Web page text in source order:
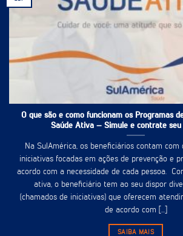
O que são e como funcionam os Programas
Saúde Ativa – Simule e contrate seu
Na SulAmérica, os beneficiários contam com
iniciativas focadas em ações de prevenção e
acordo com a necessidade de cada pessoa.
ativa, o beneficiário tem ao seu dispor
(chamados de iniciativas) que oferecem
de acordo com [...]
SAIBA MAIS